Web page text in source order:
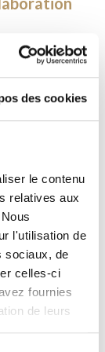
des cookies
le contenu
relatives aux
l'utilisation de
sociaux, de
celles-ci
fournies
de leurs
des prix
des
8
le prix a
et
aux
par un
de